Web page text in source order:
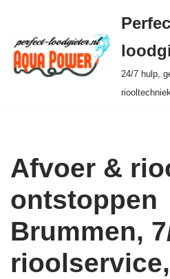
Ga
naar
de
24/7 hulp,
Afvoer &
ontstoppen
Brummen,
rioolservice,